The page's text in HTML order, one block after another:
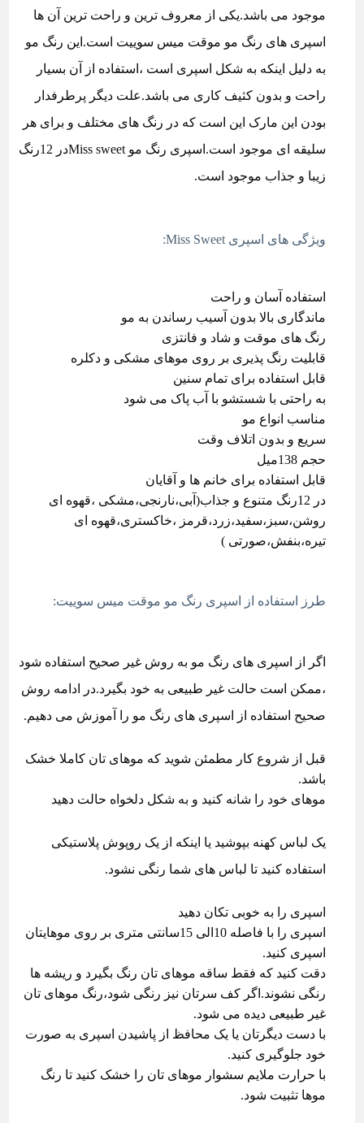
موجود می باشد.یکی از معروف ترین و راحت ترین آن ها
اسپری های رنگ مو موقت میس سوییت است.این رنگ مو
به دلیل اینکه به شکل اسپری است ،استفاده از آن بسیار
راحت و بدون کثیف کاری می باشد.علت دیگر پرطرفدار
بودن این مارک این است که در رنگ های مختلف و برای هر
سلیقه ای موجود است.اسپری رنگ مو Miss sweetدر 12رنگ
زیبا و جذاب موجود است.
ویژگی های اسپری Miss Sweet:
استفاده آسان و راحت
ماندگاری بالا بدون آسیب رساندن به مو
رنگ های موقت و شاد و فانتزی
قابلیت رنگ پذیری بر روی موهای مشکی و دکلره
قابل استفاده برای تمام سنین
به راحتی با شستشو با آب پاک می شود
مناسب انواع مو
سریع و بدون اتلاف وقت
حجم 138میل
قابل استفاده برای خانم ها و آقایان
در 12رنگ متنوع و جذاب(آبی،نارنجی،مشکی ،قهوه ای
روشن،سبز،سفید،زرد،قرمز ،خاکستری،قهوه ای
تیره،بنفش،صورتی )
طرز استفاده از اسپری رنگ مو موقت میس سوییت:
اگر از اسپری های رنگ مو به روش غیر صحیح استفاده شود
،ممکن است حالت غیر طبیعی به خود بگیرد.در ادامه روش
صحیح استفاده از اسپری های رنگ مو را آموزش می دهیم.
قبل از شروع کار مطمئن شوید که موهای تان کاملا خشک
باشد.
موهای خود را شانه کنید و به شکل دلخواه حالت دهید
یک لباس کهنه بپوشید یا اینکه از یک روپوش پلاستیکی
استفاده کنید تا لباس های شما رنگی نشود.
اسپری را به خوبی تکان دهید
اسپری را با فاصله 10الی 15سانتی متری بر روی موهایتان
اسپری کنید.
دقت کنید که فقط ساقه موهای تان رنگ بگیرد و ریشه ها
رنگی نشوند.اگر کف سرتان نیز رنگی شود،رنگ موهای تان
غیر طبیعی دیده می شود.
با دست دیگرتان یا یک محافظ از پاشیدن اسپری به صورت
خود جلوگیری کنید.
با حرارت ملایم سشوار موهای تان را خشک کنید تا رنگ
موها تثبیت شود.